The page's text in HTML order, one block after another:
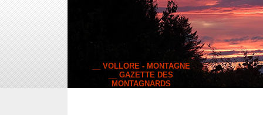
__ VOLLORE - MONTAGNE
__ GAZETTE DES
MONTAGNARDS